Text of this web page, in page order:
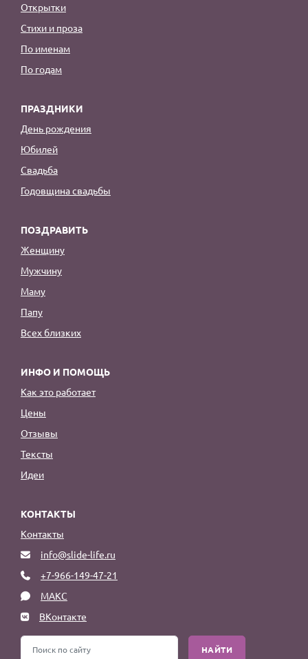
Открытки
Стихи и проза
По именам
По годам
ПРАЗДНИКИ
День рождения
Юбилей
Свадьба
Годовщина свадьбы
ПОЗДРАВИТЬ
Женщину
Мужчину
Маму
Папу
Всех близких
ИНФО И ПОМОЩЬ
Как это работает
Цены
Отзывы
Тексты
Идеи
КОНТАКТЫ
Контакты
info@slide-life.ru
+7-966-149-47-21
МАКС
ВКонтакте
НАЙТИ